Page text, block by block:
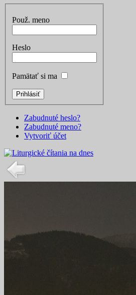
Použ. meno
Heslo
Pamätať si ma
Zabudnuté heslo?
Zabudnuté meno?
Vytvoriť účet